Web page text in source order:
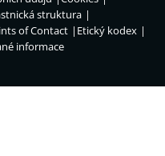
struktura
of Contact
Etický kodex
informace